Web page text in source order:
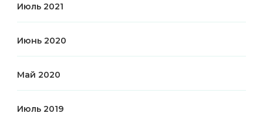
Июль 2021
Июнь 2020
Май 2020
Июль 2019